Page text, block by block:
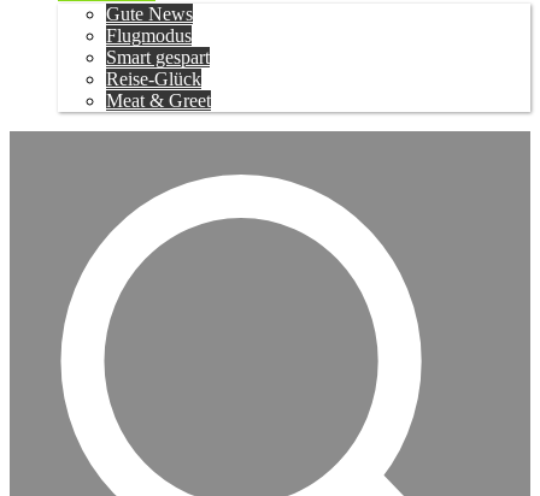
Gute News
Flugmodus
Smart gespart
Reise-Glück
Meat & Greet